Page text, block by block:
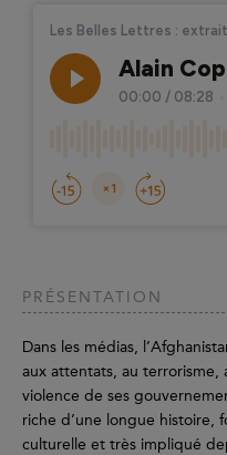
PRÉSENTATION
Dans les médias,
aux attentats, au terrorisme,
violence de ses
riche d’une longue histoire,
culturelle et très impliqué